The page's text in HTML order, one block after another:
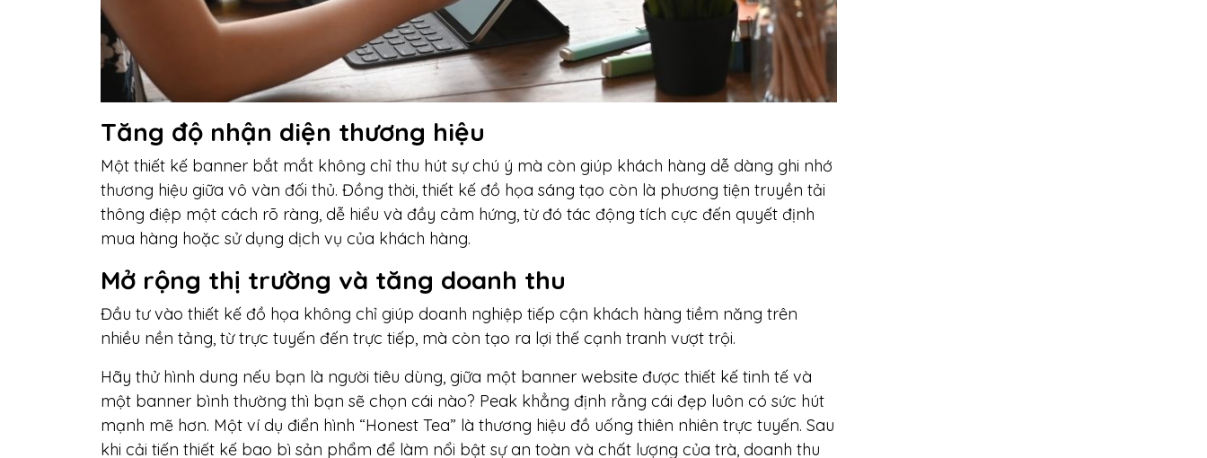
Tăng độ nhận diện thương hiệu
Một thiết kế banner bắt mắt không chỉ thu hút sự chú ý mà còn giúp khách hàng dễ dàng ghi nhớ
thương hiệu giữa vô vàn đối thủ. Đồng thời, thiết kế đồ họa sáng tạo còn là phương tiện truyền tải
thông điệp một cách rõ ràng, dễ hiểu và đầy cảm hứng, từ đó tác động tích cực đến quyết định
mua hàng hoặc sử dụng dịch vụ của khách hàng.
Mở rộng thị trường và tăng doanh thu
Đầu tư vào thiết kế đồ họa không chỉ giúp doanh nghiệp tiếp cận khách hàng tiềm năng trên
nhiều nền tảng, từ trực tuyến đến trực tiếp, mà còn tạo ra lợi thế cạnh tranh vượt trội.
Hãy thử hình dung nếu bạn là người tiêu dùng, giữa một banner website được thiết kế tinh tế và
một banner bình thường thì bạn sẽ chọn cái nào? Peak khẳng định rằng cái đẹp luôn có sức hút
mạnh mẽ hơn. Một ví dụ điển hình “Honest Tea” là thương hiệu đồ uống thiên nhiên trực tuyến. Sau
khi cải tiến thiết kế bao bì sản phẩm để làm nổi bật sự an toàn và chất lượng của trà, doanh thu